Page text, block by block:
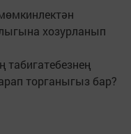
хозурланып
табигатебезнең
торганыгыз бар?